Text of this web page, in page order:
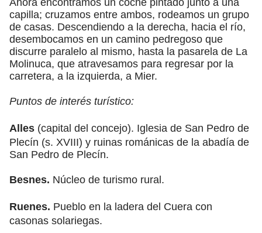
capilla; cruzamos entre ambos, rodeamos un grupo
de casas. Descendiendo a la derecha, hacia el río,
desembocamos en un camino pedregoso que
discurre paralelo al mismo, hasta la pasarela de La
Molinuca, que atravesamos para regresar por la
carretera, a la izquierda, a Mier.
Puntos de interés turístico:
Alles (capital del concejo). Iglesia de San Pedro de
Plecín (s. XVIII) y ruinas románicas de la abadía de
San Pedro de Plecín.
Besnes. Núcleo de turismo rural.
Ruenes. Pueblo en la ladera del Cuera con
casonas solariegas.